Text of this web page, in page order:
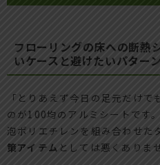
フローリングの床への断熱
いケースと避けたいパターン
「とりあえず今日の足元だけ
のが100均のアルミシートです
泡ポリエチレンを組み合わせた
策アイテム としては悪くありま